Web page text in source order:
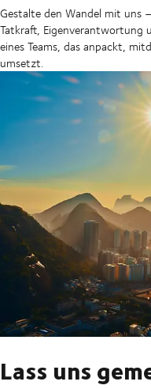
Gestalte den Wandel mit uns
Tatkraft, Eigenverantwortung
eines Teams, das anpackt,
umsetzt.
Lass uns